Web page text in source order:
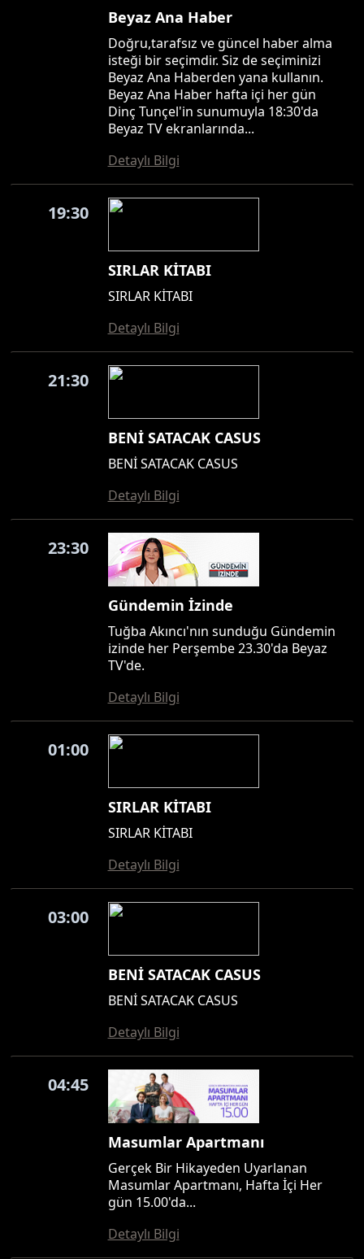
Beyaz Ana Haber
Doğru,tarafsız ve güncel haber alma
isteği bir seçimdir. Siz de seçiminizi
Beyaz Ana Haberden yana kullanın.
Beyaz Ana Haber hafta içi her gün
Dinç Tunçel'in sunumuyla 18:30'da
Beyaz TV ekranlarında...
Detaylı Bilgi
19:30
SIRLAR KİTABI
SIRLAR KİTABI
Detaylı Bilgi
21:30
BENİ SATACAK CASUS
BENİ SATACAK CASUS
Detaylı Bilgi
23:30
Gündemin İzinde
Tuğba Akıncı'nın sunduğu Gündemin
izinde her Perşembe 23.30'da Beyaz
TV'de.
Detaylı Bilgi
01:00
SIRLAR KİTABI
SIRLAR KİTABI
Detaylı Bilgi
03:00
BENİ SATACAK CASUS
BENİ SATACAK CASUS
Detaylı Bilgi
04:45
Masumlar Apartmanı
Gerçek Bir Hikayeden Uyarlanan
Masumlar Apartmanı, Hafta İçi Her
gün 15.00'da...
Detaylı Bilgi